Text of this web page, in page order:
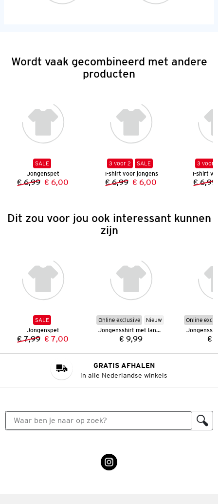
Wordt vaak gecombineerd met andere
producten
SALE
Jongenspet
Vorige prijs:
€ 6,99 Nieuwe prijs:
€ 6,00
3 voor 2
SALE
T-shirt voor jongens
Vorige prijs:
€ 6,99 Nieuwe prijs:
€ 6,00
3 voor
T-shirt
€ 6,99
Dit zou voor jou ook interessant kunnen
zijn
SALE
Jongenspet
Vorige prijs:
€ 7,99 Nieuwe prijs:
€ 7,00
Online exclusive
Nieuw
Jongensshirt met lange mouwen
Prijs:
€ 9,99
Online
€
GRATIS AFHALEN
in alle Nederlandse winkels